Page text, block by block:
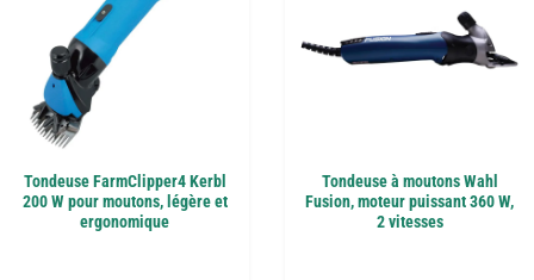
Tondeuse FarmClipper4 Kerbl
200 W pour moutons, légère et
ergonomique
Tondeuse à moutons Wahl
Fusion, moteur puissant 360 W,
2 vitesses